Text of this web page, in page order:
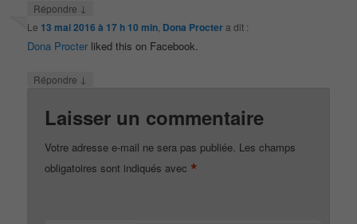
Répondre ↓
Le 13 mai 2016 à 17 h 10 min Dona Proctera dit :
Dona Procter liked this on Facebook.
Répondre ↓
Laisser un commentaire
Votre adresse e-mail ne sera pas publiée. Les champs
obligatoires sont indiqués avec *